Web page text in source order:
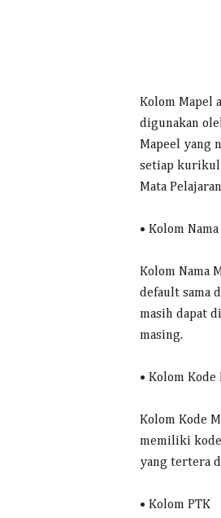
Kolom Mapel
digunakan
Mapeel yang
setiap
Mata
• Kolom
Kolom Nama
default sama
masih dapat
masing.
• Kolom Kode
Kolom Kode
memiliki
yang tertera
• Kolom PTK